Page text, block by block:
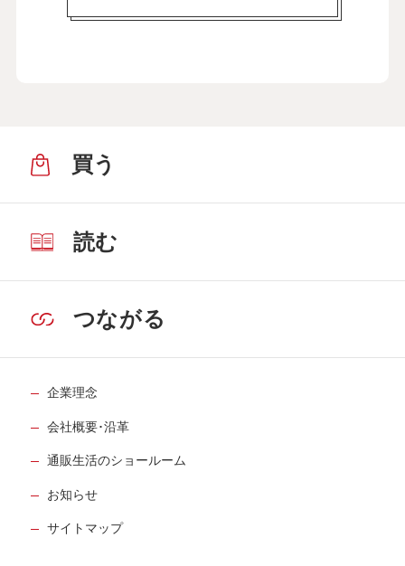
買う
読む
つながる
企業理念
会社概要･沿革
通販生活のショールーム
お知らせ
サイトマップ